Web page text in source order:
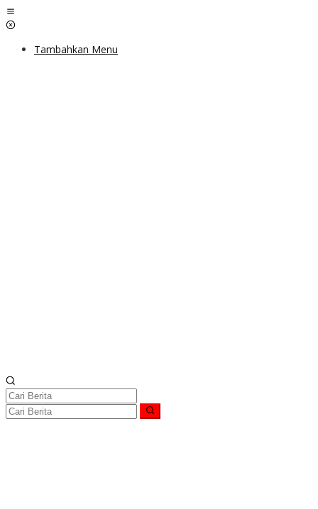
Lewati
ke
Tambahkan Menu